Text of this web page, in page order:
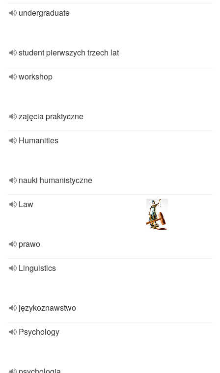
undergraduate
student pierwszych trzech lat
workshop
zajęcia praktyczne
Humanities
nauki humanistyczne
Law
prawo
Linguistics
językoznawstwo
Psychology